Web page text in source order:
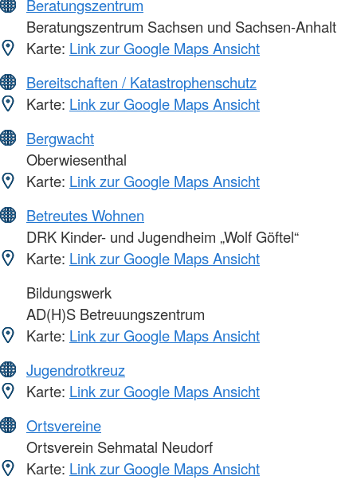
Beratungszentrum
Beratungszentrum Sachsen und Sachsen-Anhalt
Karte: Link zur Google Maps Ansicht
Bereitschaften / Katastrophenschutz
Karte: Link zur Google Maps Ansicht
Bergwacht
Oberwiesenthal
Karte: Link zur Google Maps Ansicht
Betreutes Wohnen
DRK Kinder- und Jugendheim „Wolf Göftel“
Karte: Link zur Google Maps Ansicht
Bildungswerk
AD(H)S Betreuungszentrum
Karte: Link zur Google Maps Ansicht
Jugendrotkreuz
Karte: Link zur Google Maps Ansicht
Ortsvereine
Ortsverein Sehmatal Neudorf
Karte: Link zur Google Maps Ansicht